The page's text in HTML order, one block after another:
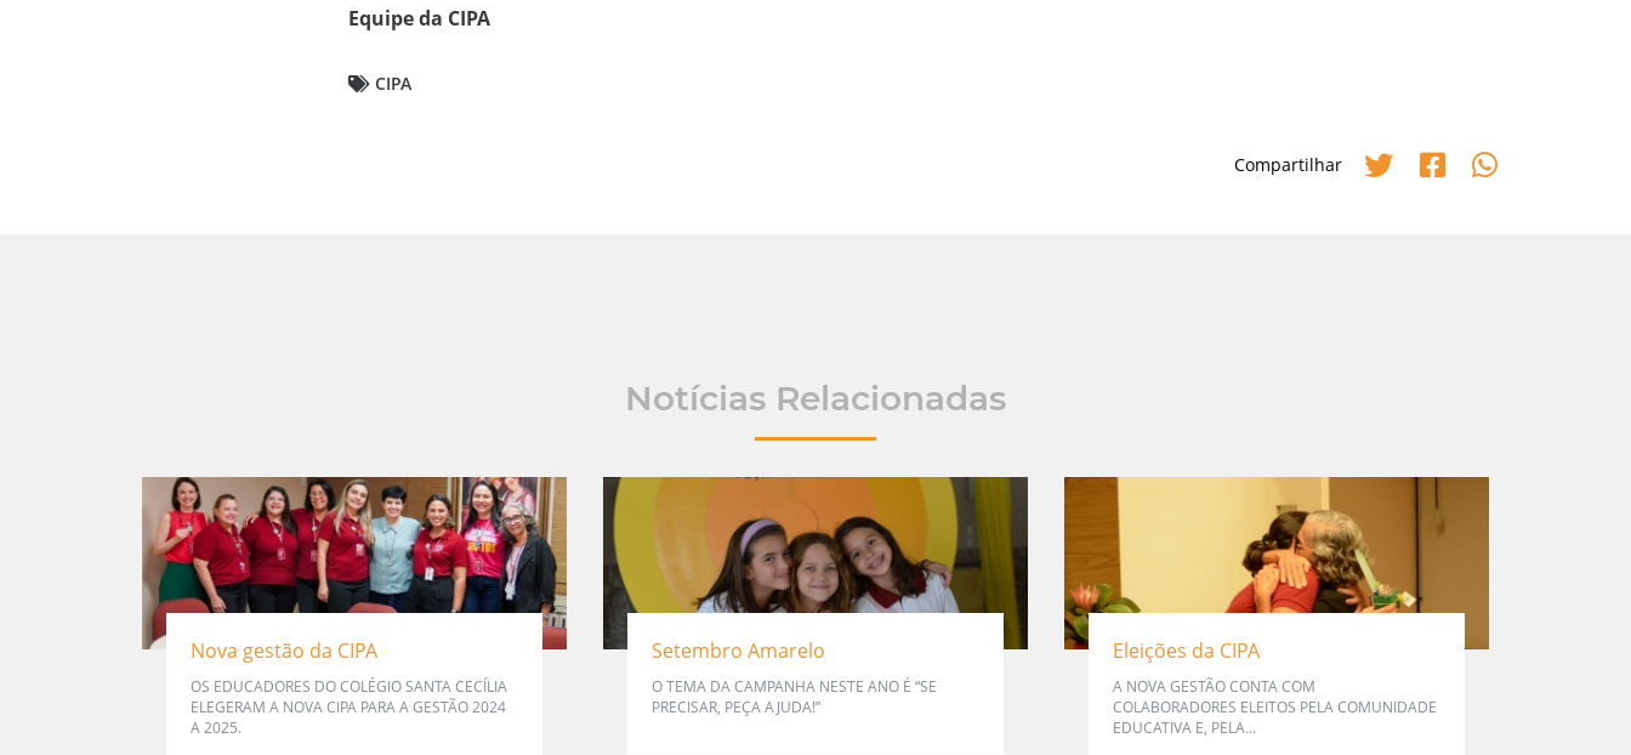
Equipe da CIPA
CIPA
Compartilhar
Notícias Relacionadas
Nova gestão da CIPA
OS EDUCADORES DO COLÉGIO SANTA CECÍLIA
ELEGERAM A NOVA CIPA PARA A GESTÃO 2024
A 2025.
Setembro Amarelo
O TEMA DA CAMPANHA NESTE ANO É “SE
PRECISAR, PEÇA AJUDA!”
Eleições da CIPA
A NOVA GESTÃO CONTA COM
COLABORADORES ELEITOS PELA COMUNIDADE
EDUCATIVA E, PELA...